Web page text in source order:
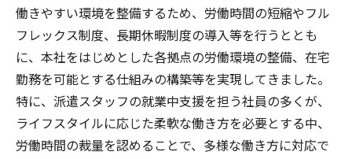
働きやすい環境を整備するため、労働時間の短縮やフル
フレックス制度、長期休暇制度の導入等を行うととも
に、本社をはじめとした各拠点の労働環境の整備、在宅
勤務を可能とする仕組みの構築等を実現してきました。
特に、派遣スタッフの就業中支援を担う社員の多くが、
ライフスタイルに応じた柔軟な働き方を必要とする中、
労働時間の裁量を認めることで、多様な働き方に対応で